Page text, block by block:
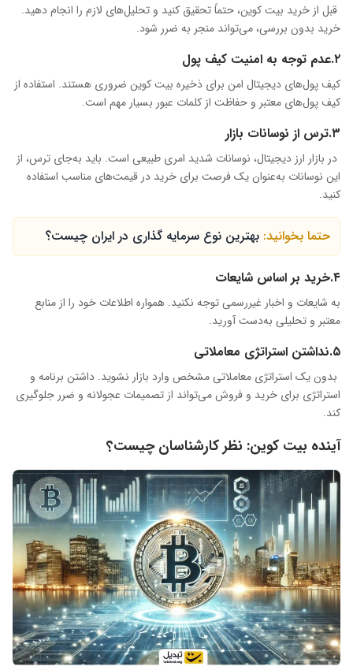
قبل از خرید بیت کوین، حتماً تحقیق کنید و تحلیل‌های لازم را انجام دهید.
خرید بدون بررسی، می‌تواند منجر به ضرر شود.
۲.عدم توجه به امنیت کیف پول
کیف پول‌های دیجیتال امن برای ذخیره بیت کوین ضروری هستند. استفاده از
کیف پول‌های معتبر و حفاظت از کلمات عبور بسیار مهم است.
۳.ترس از نوسانات بازار
در بازار ارز دیجیتال، نوسانات شدید امری طبیعی است. باید به‌جای ترس، از
این نوسانات به‌عنوان یک فرصت برای خرید در قیمت‌های مناسب استفاده
کنید.
حتما بخوانید: بهترین نوع سرمایه گذاری در ایران چیست؟
۴.خرید بر اساس شایعات
به شایعات و اخبار غیررسمی توجه نکنید. همواره اطلاعات خود را از منابع
معتبر و تحلیلی به‌دست آورید.
۵.نداشتن استراتژی معاملاتی
بدون یک استراتژی معاملاتی مشخص وارد بازار نشوید. داشتن برنامه و
استراتژی برای خرید و فروش می‌تواند از تصمیمات عجولانه و ضرر جلوگیری
کند.
آینده بیت کوین: نظر کارشناسان چیست؟